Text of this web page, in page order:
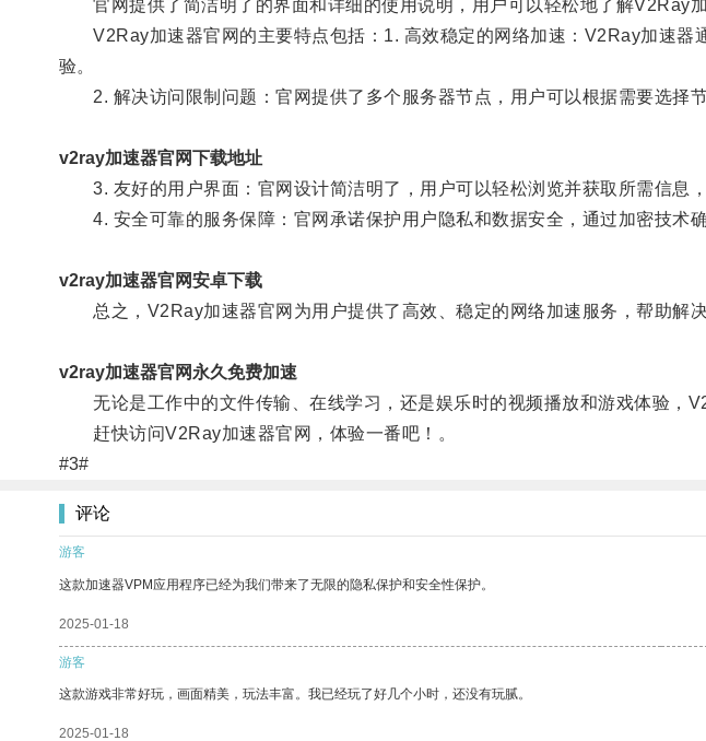
官网提供了简洁明了的界面和详细的使用说明，用户可以轻松地了解V2Ray加
V2Ray加速器官网的主要特点包括：1. 高效稳定的网络加速：V2Ray加速器
验。
2. 解决访问限制问题：官网提供了多个服务器节点，用户可以根据需要选择节
v2ray加速器官网下载地址
3. 友好的用户界面：官网设计简洁明了，用户可以轻松浏览并获取所需信息
4. 安全可靠的服务保障：官网承诺保护用户隐私和数据安全，通过加密技术
v2ray加速器官网安卓下载
总之，V2Ray加速器官网为用户提供了高效、稳定的网络加速服务，帮助解
v2ray加速器官网永久免费加速
无论是工作中的文件传输、在线学习，还是娱乐时的视频播放和游戏体验，
赶快访问V2Ray加速器官网，体验一番吧！。
#3#
评论
游客
这款加速器VPM应用程序已经为我们带来了无限的隐私保护和安全性保护。
2025-01-18
游客
这款游戏非常好玩，画面精美，玩法丰富。我已经玩了好几个小时，还没有玩腻。
2025-01-18